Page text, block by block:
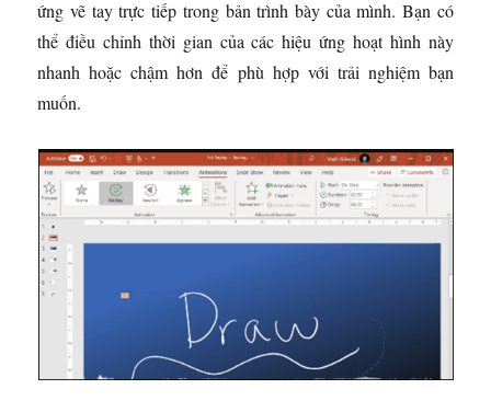
ứng vẽ tay trực tiếp trong bản trình bày của mình. Bạn có
thể điều chỉnh thời gian của các hiệu ứng hoạt hình này
nhanh hoặc chậm hơn để phù hợp với trải nghiệm bạn
muốn.